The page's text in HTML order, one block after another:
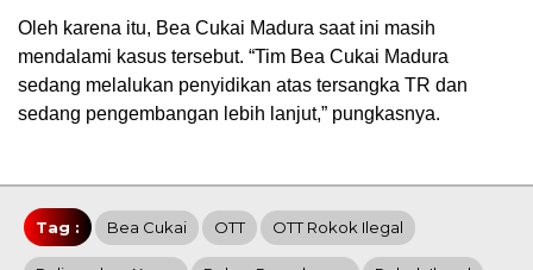
Oleh karena itu, Bea Cukai Madura saat ini masih
mendalami kasus tersebut. “Tim Bea Cukai Madura
sedang melalukan penyidikan atas tersangka TR dan
sedang pengembangan lebih lanjut,” pungkasnya.
Tag : Bea Cukai OTT OTT Rokok Ilegal